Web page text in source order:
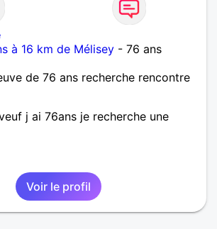
à 16 km de Mélisey - 76 ans
de 76 ans recherche rencontre
j ai 76ans je recherche une
Voir le profil